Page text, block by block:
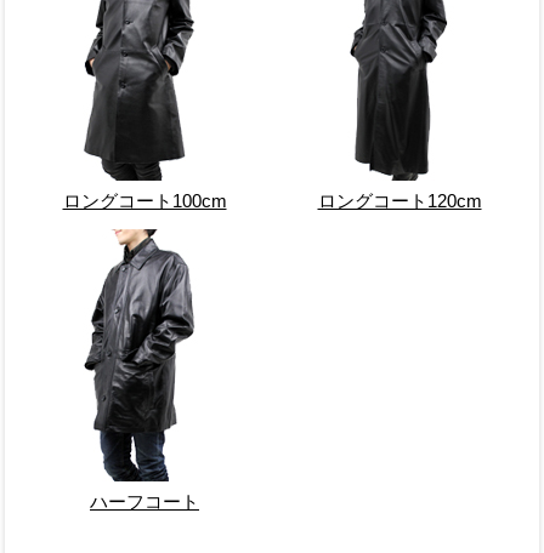
ロングコート100cm ロングコート120cm
ハーフコート